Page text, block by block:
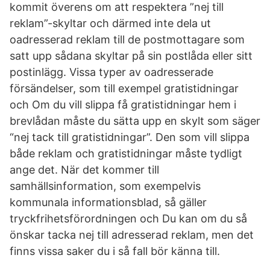
kommit överens om att respektera ”nej till
reklam”-skyltar och därmed inte dela ut
oadresserad reklam till de postmottagare som
satt upp sådana skyltar på sin postlåda eller sitt
postinlägg. Vissa typer av oadresserade
försändelser, som till exempel gratistidningar
och Om du vill slippa få gratistidningar hem i
brevlådan måste du sätta upp en skylt som säger
“nej tack till gratistidningar”. Den som vill slippa
både reklam och gratistidningar måste tydligt
ange det. När det kommer till
samhällsinformation, som exempelvis
kommunala informationsblad, så gäller
tryckfrihetsförordningen och Du kan om du så
önskar tacka nej till adresserad reklam, men det
finns vissa saker du i så fall bör känna till.